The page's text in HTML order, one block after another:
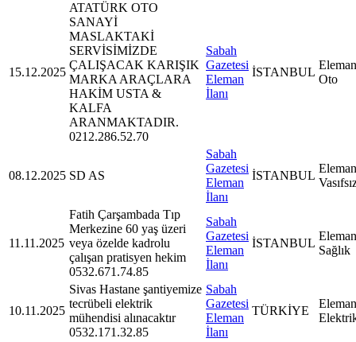
15.12.2025
ATATÜRK OTO
SANAYİ
MASLAKTAKİ
SERVİSİMİZDE
ÇALIŞACAK KARIŞIK
MARKA ARAÇLARA
HAKİM USTA &
KALFA
ARANMAKTADIR.
0212.286.52.70
Sabah
Gazetesi
Eleman
İlanı
İSTANBUL
Oto
08.12.2025 SD AS
Sabah
Gazetesi
Eleman
İlanı
İSTANBUL
11.11.2025
Fatih Çarşambada Tıp
Merkezine 60 yaş üzeri
veya özelde kadrolu
çalışan pratisyen hekim
0532.671.74.85
Sabah
Gazetesi
Eleman
İlanı
İSTANBUL
Sağlık
10.11.2025
Sivas Hastane şantiyemize
tecrübeli elektrik
mühendisi alınacaktır
0532.171.32.85
Sabah
Gazetesi
Eleman
İlanı
TÜRKİYE